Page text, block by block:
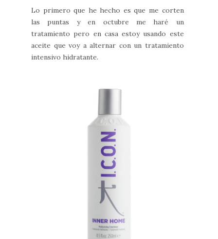
Lo primero que he hecho es que me corten
las puntas y en octubre me haré un
tratamiento pero en casa estoy usando este
aceite que voy a alternar con un tratamiento
intensivo hidratante.